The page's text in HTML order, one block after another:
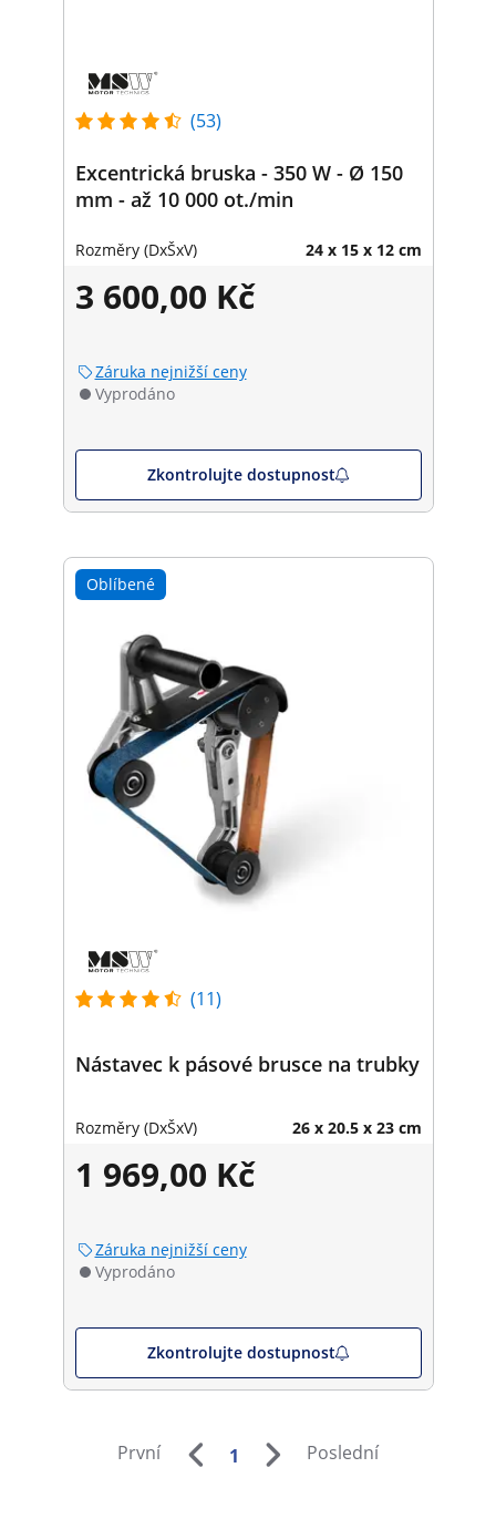
(53)
Excentrická bruska - 350 W - Ø 150
mm - až 10 000 ot./min
Rozměry (DxŠxV) 24 x 15 x 12 cm
3 600,00 Kč
Záruka nejnižší ceny
Vyprodáno
Zkontrolujte dostupnost
Oblíbené
(11)
Nástavec k pásové brusce na trubky
Rozměry (DxŠxV) 26 x 20.5 x 23 cm
1 969,00 Kč
Záruka nejnižší ceny
Vyprodáno
Zkontrolujte dostupnost
První 1 Poslední